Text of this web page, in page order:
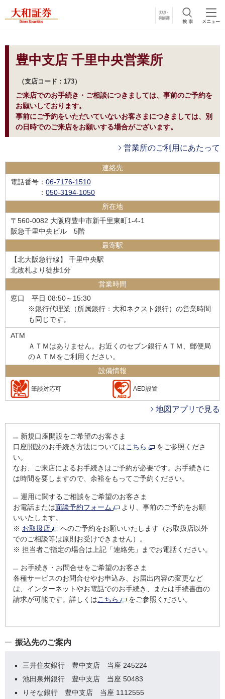
豊中支店 千里中央営業所
支店コード：173
ご来店でのお手続き・ご相談につきましては、事前のご予約を
お願いしております。
事前にご予約をいただいていないお客さまにつきましては、別
の日時でのご来店をお願いする場合がございます。
営業所のご利用にあたって
連絡先
電話番号 ： 06-7176-1510
： 050-3194-1050
所在地
〒560-0082 大阪府豊中市新千里東町1-4-1
阪急千里中央ビル 5階
最寄駅
【北大阪急行線】 千里中央駅
北改札より徒歩1分
営業時間
窓口
平日 08:50～15:30
※銀行代理業（所属銀行：大和ネクスト銀行）の営業時間
も同じです。
ATM
ＡＴＭはありません。お近くのセブン銀行ＡＴＭ、郵便局
のＡＴＭをご利用ください。
設備情報
筆談対応可 AED設置
地図アプリで見る
新規口座開設をご希望のお客さま
口座開設のお手続き方法についてはこちら
をご参照くださ
い。
なお、ご来店によるお手続きはご予約が必要です。お手続きに
は時間を要しますので、余裕をもってご予約ください。
運用に関するご相談をご希望のお客さま
お電話または面談予約フォーム
より、事前のご予約をお願
いいたします。
※ お取扱店
へのご予約をお願いいたします（お取扱店以外
でのご相談等は原則お受けできません）。
※ 担当者ご指定の場合は上記「連絡先」までお電話ください。
お手続き・お問合せをご希望のお客さま
各種サービスのお問合せやお申込み、お届出内容の変更など
は、インターネットやお電話でのお手続き、または手続書面の
請求が可能です。詳しくはこちら をご参照ください。
振込先のご案内
三井住友銀行 豊中支店 当座 245224
池田泉州銀行 豊中支店 当座 50483
りそな銀行 豊中支店 当座 1112555